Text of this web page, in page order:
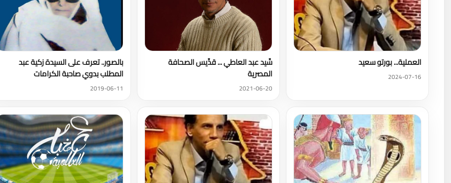
العملية... بورتو سعيد
2024-07-16
سِّيد عبد العاطي ... قدِّيس الصحافة
المصرية
2021-06-20
بالصور.. تعرف على السيدة زكية عبد
المطلب بدوي صاحبة الكرامات
2019-06-11